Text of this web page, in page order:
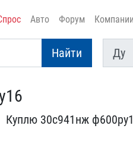
Авто Форум Компании
Найти
Ду
Ду
Куплю 30с941нж